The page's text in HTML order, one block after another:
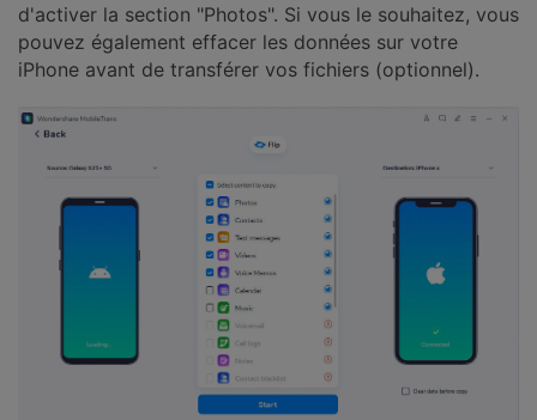
d'activer la section "Photos". Si vous le souhaitez, vous
pouvez également effacer les données sur votre
iPhone avant de transférer vos fichiers (optionnel).